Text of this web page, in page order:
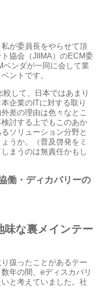
が委員長をやらせて頂
協会（JIIMA）のECM委
ベンダが一同に会して業
ントです。
して、日本ではあまり
企業のITに対する取り
差の理由は色々なとこ
討する上でもこのあか
ソリューション分野と
うか。（普及啓発をミ
まうのは無責任かもし
働・ディカバリーの
な裏メインテー
扱ったことがあるテー
年の間、eディスカバリ
と考えていました。社